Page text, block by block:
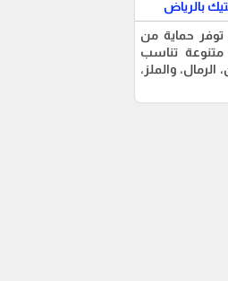
بالرياض
توفر حماية من
تناسب
والملز،